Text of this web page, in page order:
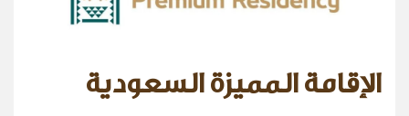
الإقامة المميزة السعودية